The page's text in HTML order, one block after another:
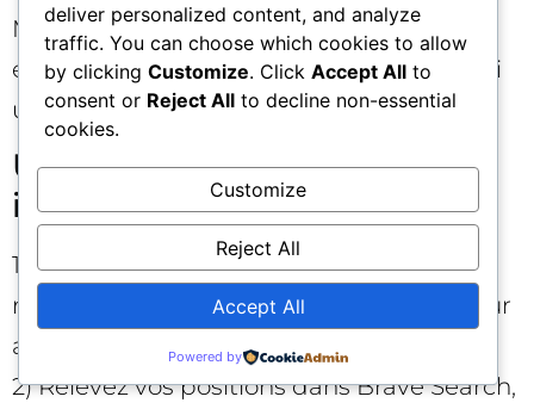
Mettre en place une mesure robuste est
essentiel pour itérer intelligemment. Voici
une méthode simple et reproductible.
Un protocole de tests par
intentions 🔁
1) Sélectionnez 30 à 50 requêtes
représentatives par intention (top/meilleur
avec année, comparatifs, local).
2) Relevez vos positions dans Brave Search,
deliver personalized content, and analyze
traffic. You can choose which cookies to allow
by clicking Customize. Click Accept All to
consent or Reject All to decline non-essential
cookies.
Customize
Reject All
Accept All
Powered by